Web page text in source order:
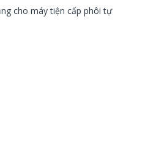
cho máy tiện cấp phôi tự